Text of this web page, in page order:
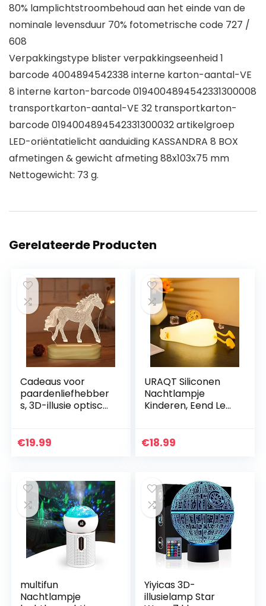
80% lamplichtstroombehoud aan het einde van de
nominale levensduur 70% fotometrische code 727 /
608
Verpakkingstype blister verpakkingseenheid 1
barcode 4004894542338 interne karton-aantal-VE
8 interne karton-barcode 0194004894542331300008
transportkarton-aantal-VE 32 transportkarton-
barcode 0194004894542331300032 artikelgroep
LED-oriëntatielicht aanduiding KASSANDRA 8 BOX
afmetingen & gewicht afmeting 88x103x75 mm
Nettogewicht: 73 g.
Gerelateerde Producten
Cadeaus voor
paardenliefhebber
s, 3D-illusie optisch
warm wit
€19.99
URAQT Siliconen
Nachtlampje
Kinderen, Eend Led
Timingfunctie 1200
€18.99
multifun
Nachtlampje
Yiyicas 3D-
illusielamp Star